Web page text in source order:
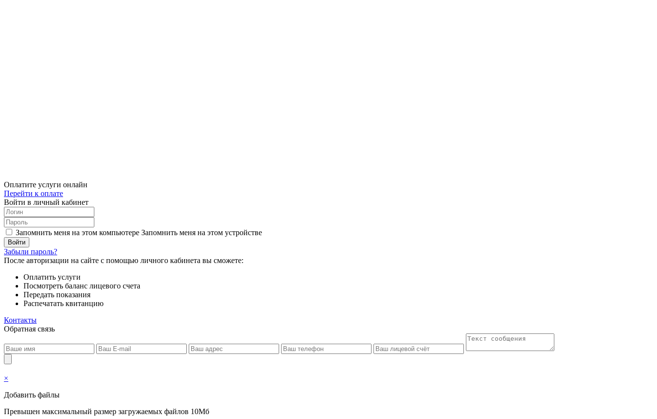
Оплатите услуги онлайн
Перейти к оплате
Войти в личный кабинет
Запомнить меня на этом компьютере Запомнить меня на этом устройстве
Забыли пароль?
После авторизации на сайте с помощью личного кабинета вы сможете:
Оплатить услуги
Посмотреть баланс лицевого счета
Передать показания
Распечатать квитанцию
Контакты
Обратная связь
×
Добавить файлы
Превышен максимальный размер загружаемых файлов 10Мб